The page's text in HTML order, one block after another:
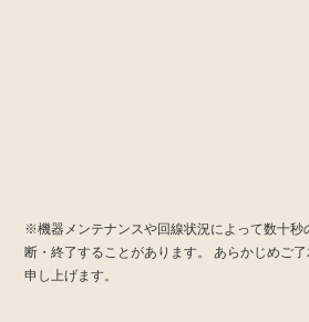
※機器メンテナンスや回線状況によって数十秒
断・終了することがあります。
あらかじめご
申し上げます。